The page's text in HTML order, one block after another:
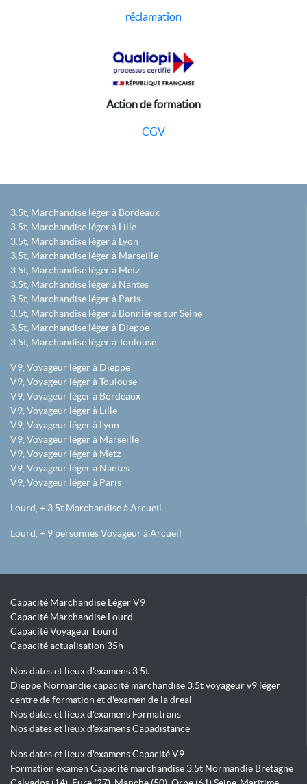
réclamation
Action de formation
CGV
3.5t, Marchandise léger à Bordeaux
3.5t, Marchandise léger à Lille
3.5t, Marchandise léger à Lyon
3.5t, Marchandise léger à Marseille
3.5t, Marchandise léger à Metz
3.5t, Marchandise léger à Nantes
3.5t, Marchandise léger à Paris
3.5t, Marchandise léger à Bonnières sur Seine
3.5t, Marchandise léger à Dieppe
3.5t, Marchandise léger à Toulouse
V9, Voyageur léger à Dieppe
V9, Voyageur léger à Toulouse
V9, Voyageur léger à Bordeaux
V9, Voyageur léger à Lille
V9, Voyageur léger à Lyon
V9, Voyageur léger à Marseille
V9, Voyageur léger à Metz
V9, Voyageur léger à Nantes
V9, Voyageur léger à Paris
Lourd, + 3.5t Marchandise à Arcueil
Lourd, + 9 personnes Voyageur à Arcueil
Capacité Marchandise Léger V9
Capacité Marchandise Lourd
Capacité Voyageur Lourd
Capacité actualisation 35h
Nos dates et lieux d'examens 3.5t
Dieppe Normandie capacité marchandise 3.5t voyageur v9 léger
centre de formation et d'examen de la dreal
Nos dates et lieux d'examens Formatrans
Nos dates et lieux d'examens Capadistance
Nos dates et lieux d'examens Capacité V9
Formation examen Capacité marchandise 3.5t Normandie Bretagne